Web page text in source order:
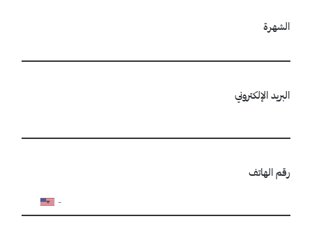
الشهرة
البريد الإلكتروني
رقم الهاتف